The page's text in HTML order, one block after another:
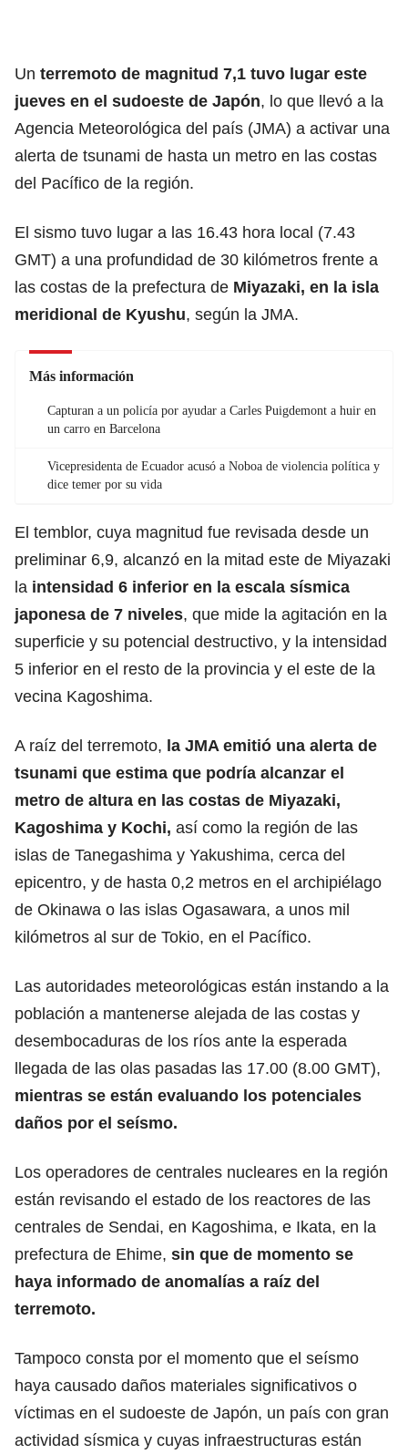
Un terremoto de magnitud 7,1 tuvo lugar este
jueves en el sudoeste de Japón, lo que llevó a la
Agencia Meteorológica del país (JMA) a activar una
alerta de tsunami de hasta un metro en las costas
del Pacífico de la región.
El sismo tuvo lugar a las 16.43 hora local (7.43
GMT) a una profundidad de 30 kilómetros frente a
las costas de la prefectura de Miyazaki, en la isla
meridional de Kyushu, según la JMA.
Más información
Capturan a un policía por ayudar a Carles Puigdemont a huir en
un carro en Barcelona
Vicepresidenta de Ecuador acusó a Noboa de violencia política y
dice temer por su vida
El temblor, cuya magnitud fue revisada desde un
preliminar 6,9, alcanzó en la mitad este de Miyazaki
la intensidad 6 inferior en la escala sísmica
japonesa de 7 niveles, que mide la agitación en la
superficie y su potencial destructivo, y la intensidad
5 inferior en el resto de la provincia y el este de la
vecina Kagoshima.
A raíz del terremoto, la JMA emitió una alerta de
tsunami que estima que podría alcanzar el
metro de altura en las costas de Miyazaki,
Kagoshima y Kochi, así como la región de las
islas de Tanegashima y Yakushima, cerca del
epicentro, y de hasta 0,2 metros en el archipiélago
de Okinawa o las islas Ogasawara, a unos mil
kilómetros al sur de Tokio, en el Pacífico.
Las autoridades meteorológicas están instando a la
población a mantenerse alejada de las costas y
desembocaduras de los ríos ante la esperada
llegada de las olas pasadas las 17.00 (8.00 GMT),
mientras se están evaluando los potenciales
daños por el seísmo.
Los operadores de centrales nucleares en la región
están revisando el estado de los reactores de las
centrales de Sendai, en Kagoshima, e Ikata, en la
prefectura de Ehime, sin que de momento se
haya informado de anomalías a raíz del
terremoto.
Tampoco consta por el momento que el seísmo
haya causado daños materiales significativos o
víctimas en el sudoeste de Japón, un país con gran
actividad sísmica y cuyas infraestructuras están